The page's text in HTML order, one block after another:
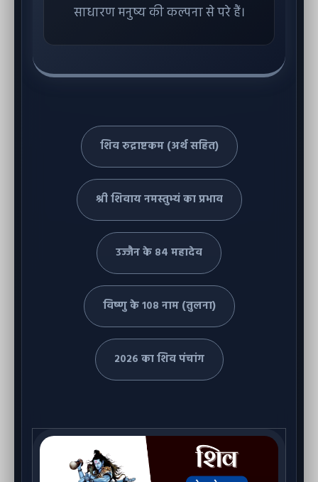
साधारण मनुष्य की कल्पना से परे हैं।
शिव रुद्राष्टकम (अर्थ सहित)
श्री शिवाय नमस्तुभ्यं का प्रभाव
उज्जैन के ८४ महादेव
विष्णु के १०८ नाम (तुलना)
२०२६ का शिव पंचांग